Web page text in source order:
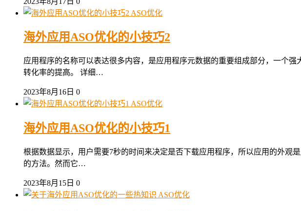
ASO优化
海外应用ASO优化的小技巧2
应用程序的名称可以表达很多内容，是应用程序元数据的重要组成部分，一个
转化率的提高。 详细…
2023年8月16日 0
ASO优化
海外应用ASO优化的小技巧1
根据数据显示，用户需要7秒的时间来决定是否下载应用程序，所以应用的外观
的方法。然而它…
2023年8月15日 0
ASO优化